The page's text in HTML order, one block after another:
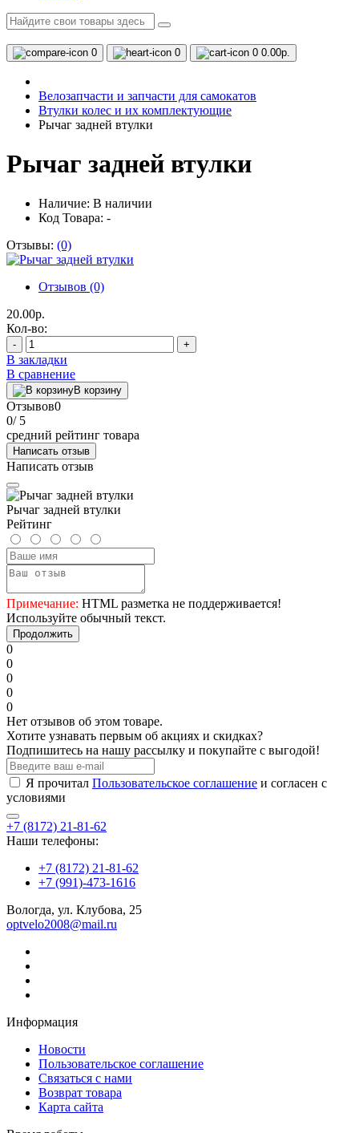
0 0 0 0.00р.
Велозапчасти и запчасти для самокатов
Втулки колес и их комплектующие
Рычаг задней втулки
Рычаг задней втулки
Наличие: В наличии
Код Товара: -
Отзывы: (0)
Отзывов (0)
20.00р.
Кол-во:
- +
В закладки
В сравнение
В корзину
Отзывов0
0/ 5
средний рейтинг товара
Написать отзыв
Написать отзыв
Рычаг задней втулки
Рейтинг
Примечание: HTML разметка не поддерживается!
Используйте обычный текст.
Продолжить
0
0
0
0
0
Нет отзывов об этом товаре.
Хотите узнавать первым об акциях и скидках?
Подпишитесь на нашу рассылку и покупайте с выгодой!
Я прочитал Пользовательское соглашение и согласен с
условиями
+7 (8172) 21-81-62
Наши телефоны:
+7 (8172) 21-81-62
+7 (991)-473-1616
Вологда, ул. Клубова, 25
optvelo2008@mail.ru
Информация
Новости
Пользовательское соглашение
Связаться с нами
Возврат товара
Карта сайта